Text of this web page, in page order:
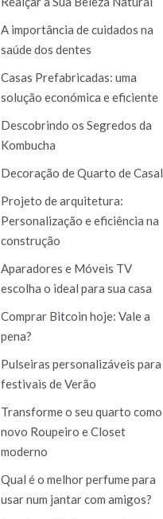
A importância de cuidados na
saúde dos dentes
Casas Prefabricadas: uma
solução económica e eficiente
Descobrindo os Segredos da
Kombucha
Decoração de Quarto de Casal
Projeto de arquitetura:
Personalização e eficiência na
construção
Aparadores e Móveis TV
escolha o ideal para sua casa
Comprar Bitcoin hoje: Vale a
pena?
Pulseiras personalizáveis para
festivais de Verão
Transforme o seu quarto como
novo Roupeiro e Closet
moderno
Qual é o melhor perfume para
usar num jantar com amigos?